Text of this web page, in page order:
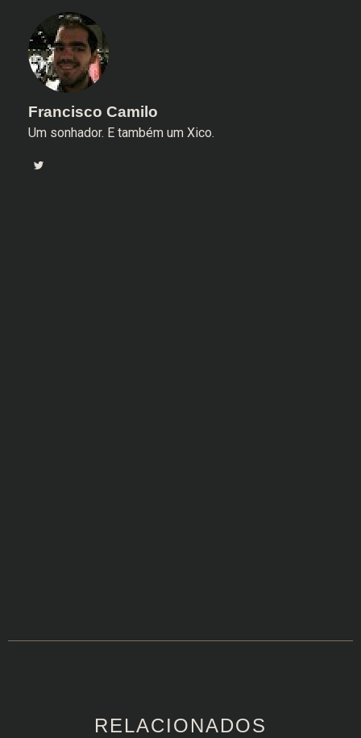
Francisco Camilo
Um sonhador. E também um Xico.
RELACIONADOS